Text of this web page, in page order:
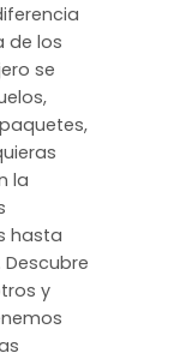
de los
se
la
hasta
y